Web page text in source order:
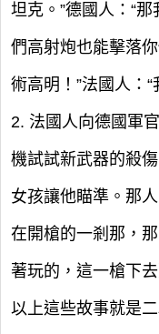
坦克。”德國人：“
們高射炮也能擊落
術高明！”法國人：
2. 法國人向德國軍
機試試新武器的殺
女孩讓他瞄準。那
在開槍的一剎那，
著玩的，這一槍下
以上這些故事就是